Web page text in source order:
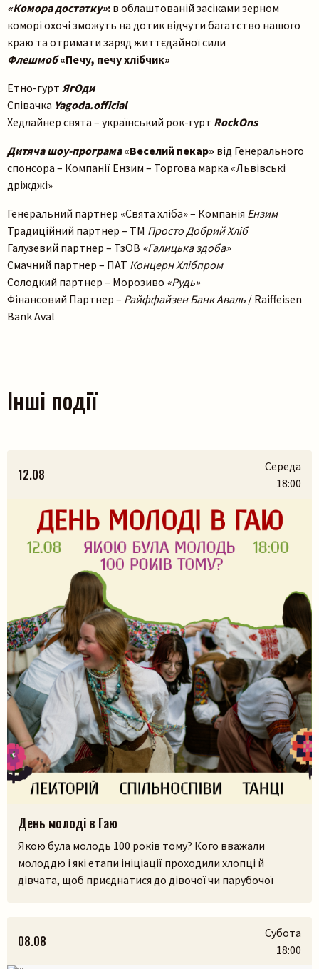
«Комора достатку»: в облаштованій засіками зерном
коморі охочі зможуть на дотик відчути багатство нашого
краю та отримати заряд життєдайної сили
Флешмоб«Печу, печу хлібчик»
Етно-гурт ЯгОди
Співачка Yagoda.official
Хедлайнер свята – український рок-гурт RockOns
Дитяча шоу-програма«Веселий пекар» від Генерального
спонсора – Компанії Ензим – Торгова марка «Львівські
дріжджі»
Генеральний партнер «Свята хліба» – Компанія Ензим
Традиційний партнер – ТМ Просто Добрий Хліб
Галузевий партнер – ТзОВ «Галицька здоба»
Смачний партнер – ПАТ Концерн Хлібпром
Солодкий партнер – Морозиво «Рудь»
Фінансовий Партнер – Райффайзен Банк Аваль / Raiffeisen
Bank Aval
Інші події
12.08
Середа
18:00
День молоді в Гаю
Якою була молодь 100 років тому? Кого вважали
молоддю і які етапи ініціації проходили хлопці й
дівчата, щоб приєднатися до дівочої чи парубочої
дівоцтво і парубоцтво в українській традиції з
проєктом «Домів», […]
08.08
Субота
18:00